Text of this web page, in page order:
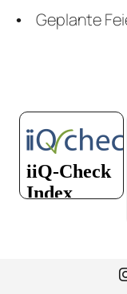
Geplante